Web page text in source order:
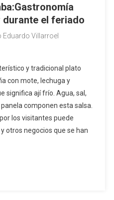
el feriado
Eduardo Villarroel
y tradicional plato
con mote, lechuga y
significa ají frío. Agua, sal,
componen esta salsa.
los visitantes puede
otros negocios que se han